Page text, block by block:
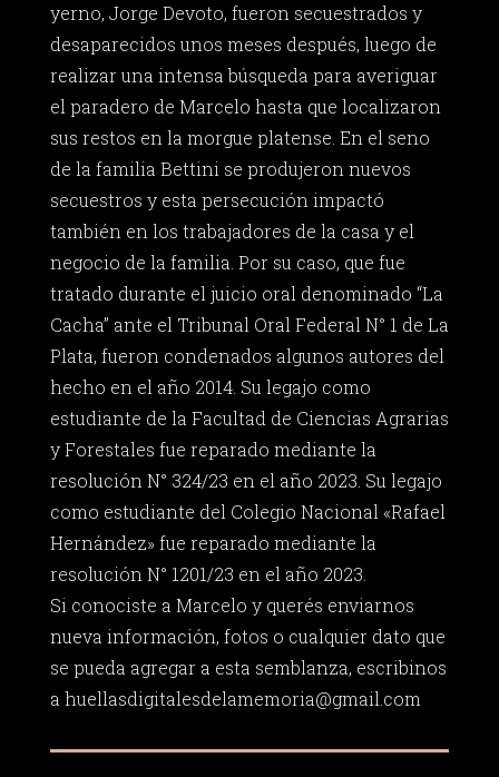
yerno, Jorge Devoto, fueron secuestrados y
desaparecidos unos meses después, luego de
realizar una intensa búsqueda para averiguar
el paradero de Marcelo hasta que localizaron
sus restos en la morgue platense. En el seno
de la familia Bettini se produjeron nuevos
secuestros y esta persecución impactó
también en los trabajadores de la casa y el
negocio de la familia. Por su caso, que fue
tratado durante el juicio oral denominado “La
Cacha” ante el Tribunal Oral Federal N° 1 de La
Plata, fueron condenados algunos autores del
hecho en el año 2014. Su legajo como
estudiante de la Facultad de Ciencias Agrarias
y Forestales fue reparado mediante la
resolución N° 324/23 en el año 2023. Su legajo
como estudiante del Colegio Nacional «Rafael
Hernández» fue reparado mediante la
resolución N° 1201/23 en el año 2023.
Si conociste a Marcelo y querés enviarnos
nueva información, fotos o cualquier dato que
se pueda agregar a esta semblanza, escribinos
a huellasdigitalesdelamemoria@gmail.com